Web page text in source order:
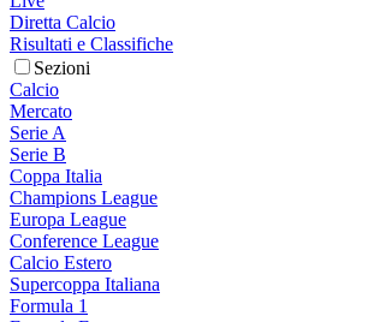
Diretta Calcio
Risultati e Classifiche
Sezioni
Calcio
Mercato
Serie A
Serie B
Coppa Italia
Champions League
Europa League
Conference League
Calcio Estero
Supercoppa Italiana
Formula 1